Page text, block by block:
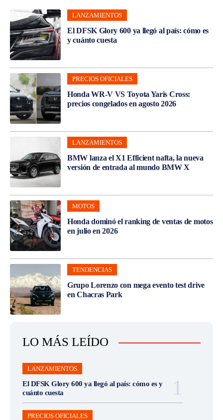
LANZAMIENTOS
El DFSK Glory 600 ya llegó al país: cómo es
y cuánto cuesta
PRECIOS OFICIALES
Honda WR-V VS Toyota Yaris Cross:
precios congelados en agosto 2026
LANZAMIENTOS
BMW lanza el X1 Efficient nafta, la nueva
versión de entrada al mundo BMW X
MOTOS
Honda dominó el ranking de ventas de motos
en julio en 2026
TENDENCIAS
Grupo Lorenzo con mega evento test drive
en Chacras Park
LO MÁS LEÍDO
LANZAMIENTOS
El DFSK Glory 600 ya llegó al país: cómo es y
cuánto cuesta
PRECIOS OFICIALES